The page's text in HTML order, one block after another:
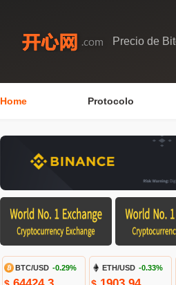
Precio de
Home Protocolo
BTC/USD -0.29% ETH/USD -0.33%